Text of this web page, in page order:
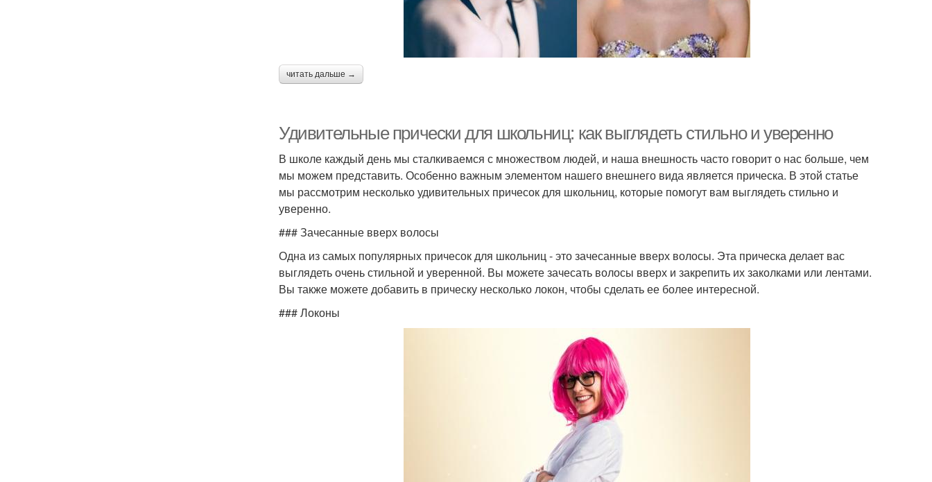
читать дальше →
Удивительные прически для школьниц: как выглядеть стильно и уверенно
В школе каждый день мы сталкиваемся с множеством людей, и наша внешность часто говорит о нас больше, чем
мы можем представить. Особенно важным элементом нашего внешнего вида является прическа. В этой статье
мы рассмотрим несколько удивительных причесок для школьниц, которые помогут вам выглядеть стильно и
уверенно.
### Зачесанные вверх волосы
Одна из самых популярных причесок для школьниц - это зачесанные вверх волосы. Эта прическа делает вас
выглядеть очень стильной и уверенной. Вы можете зачесать волосы вверх и закрепить их заколками или лентами.
Вы также можете добавить в прическу несколько локон, чтобы сделать ее более интересной.
### Локоны